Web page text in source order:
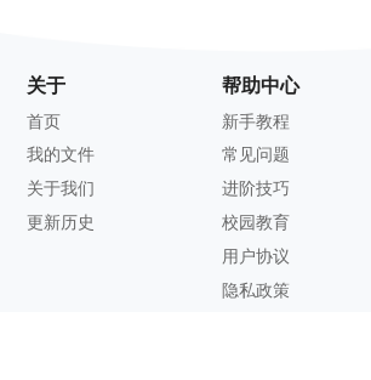
关于
首页
我的文件
关于我们
更新历史
帮助中心
新手教程
常见问题
进阶技巧
校园教育
用户协议
隐私政策